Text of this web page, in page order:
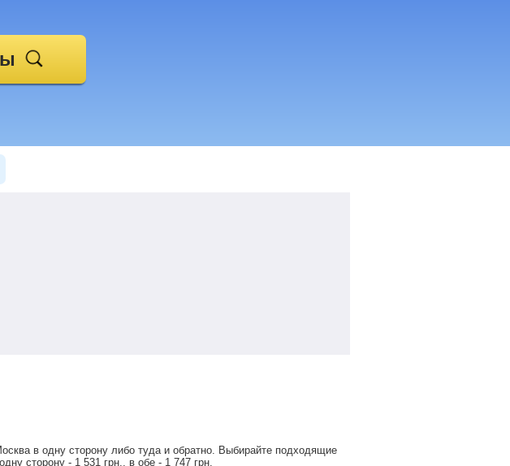
в одну сторону либо туда и обратно. Выбирайте подходящие
сторону - 1 531 грн., в обе - 1 747 грн.